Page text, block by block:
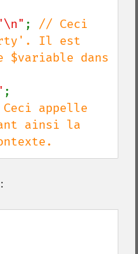
; // Ceci
Il est
$variable dans
appelle
ainsi la